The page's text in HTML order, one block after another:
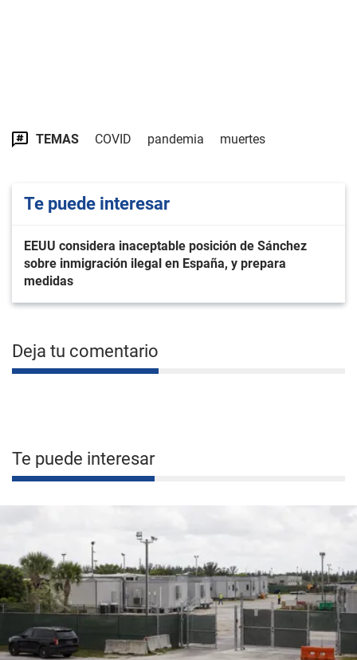
TEMAS COVID pandemia muertes
Te puede interesar
EEUU considera inaceptable posición de Sánchez
sobre inmigración ilegal en España, y prepara
medidas
Deja tu comentario
Te puede interesar